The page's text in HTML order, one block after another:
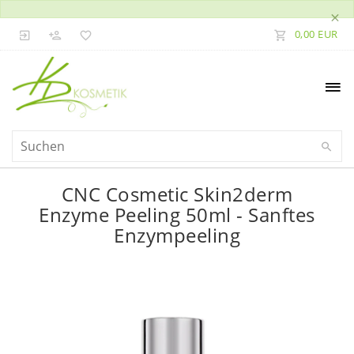
×
0,00 EUR
CNC Cosmetic Skin2derm
Enzyme Peeling 50ml - Sanftes
Enzympeeling